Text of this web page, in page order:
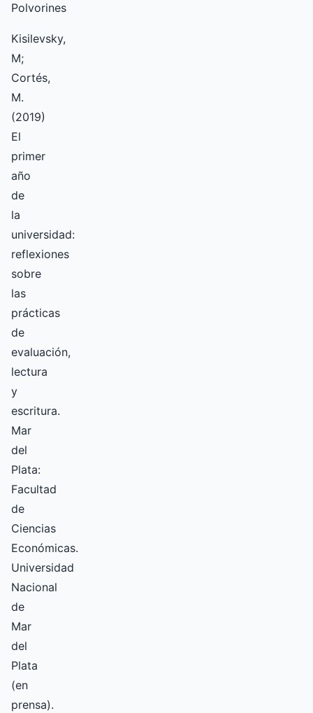
Polvorines
Kisilevsky,
M;
Cortés,
M.
(2019)
El
primer
año
de
la
universidad:
reflexiones
sobre
las
prácticas
de
evaluación,
lectura
y
escritura.
Mar
del
Plata:
Facultad
de
Ciencias
Económicas.
Universidad
Nacional
de
Mar
del
Plata
(en
prensa).